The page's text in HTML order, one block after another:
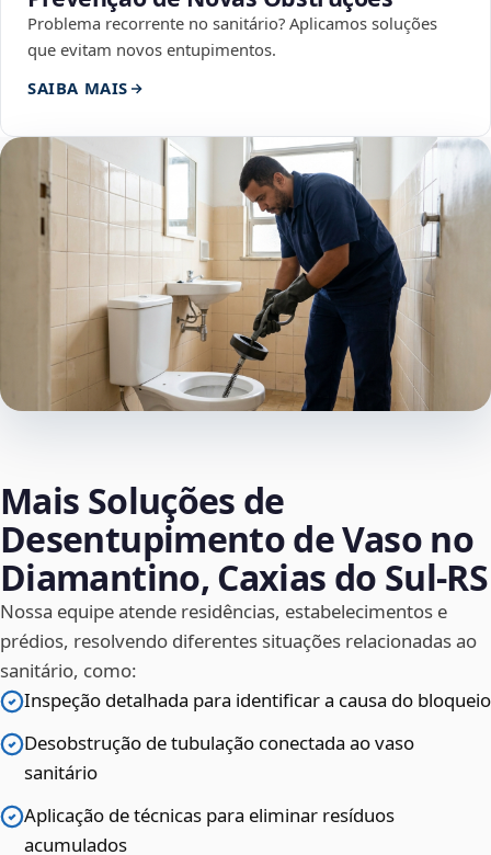
Problema recorrente no sanitário? Aplicamos soluções
que evitam novos entupimentos.
SAIBA MAIS
Mais Soluções de
Desentupimento de Vaso no
Diamantino, Caxias do Sul‑RS
Nossa equipe atende residências, estabelecimentos e
prédios, resolvendo diferentes situações relacionadas ao
sanitário, como:
Inspeção detalhada para identificar a causa do bloqueio
Desobstrução de tubulação conectada ao vaso
sanitário
Aplicação de técnicas para eliminar resíduos
acumulados